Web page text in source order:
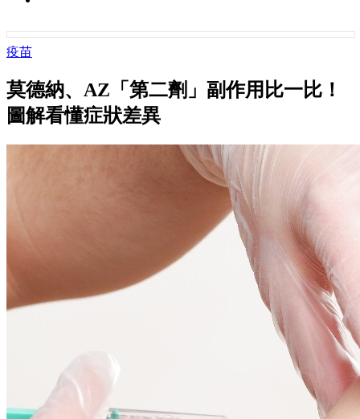
疫苗
莫德納、AZ「第二劑」副作用比一比！
圖解看懂症狀差異